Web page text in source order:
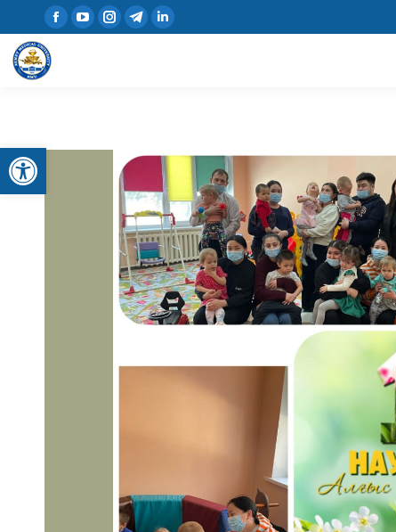
Открыть панель инструментов